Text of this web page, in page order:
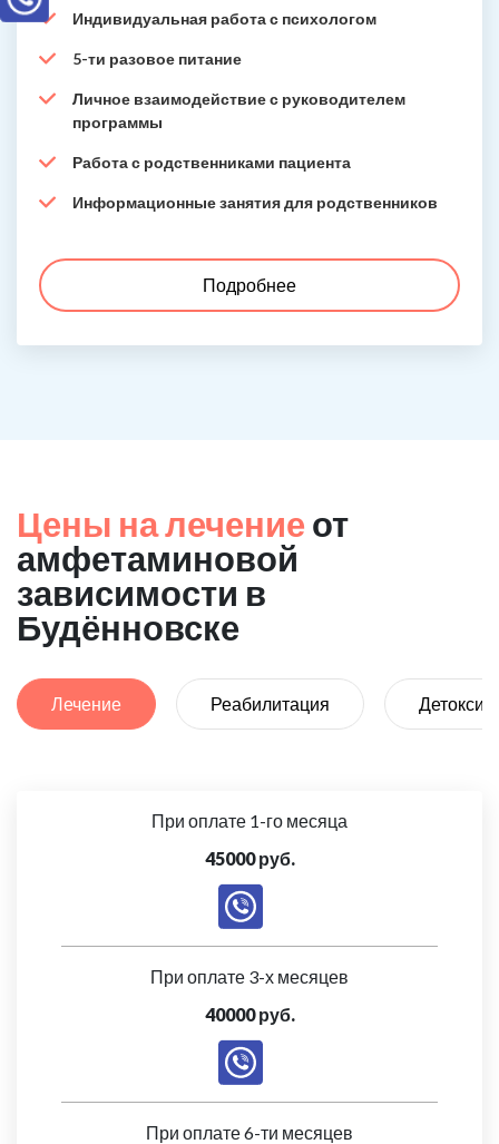
Индивидуальная работа с психологом
5-ти разовое питание
Личное взаимодействие с руководителем
программы
Работа с родственниками пациента
Информационные занятия для родственников
Подробнее
Цены на лечение от
амфетаминовой
зависимости в
Будённовске
Лечение Реабилитация
При оплате 1-го месяца
45000 руб.
При оплате 3-х месяцев
40000 руб.
При оплате 6-ти месяцев